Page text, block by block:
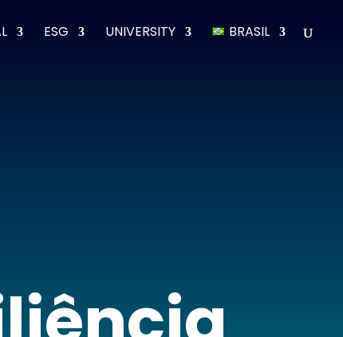
ESG UNIVERSITY BRASIL